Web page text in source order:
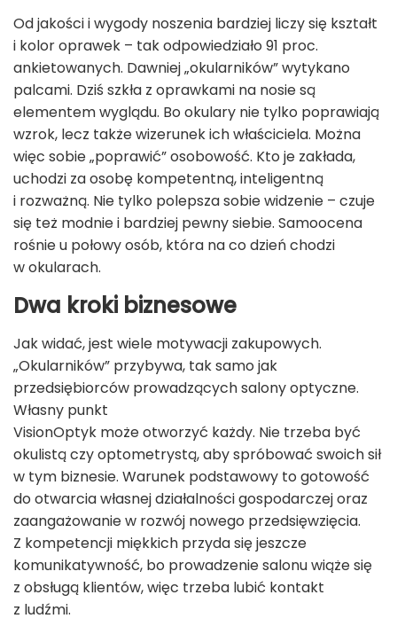
Od jakości i wygody noszenia bardziej liczy się kształt
i kolor oprawek – tak odpowiedziało 91 proc.
ankietowanych. Dawniej „okularników” wytykano
palcami. Dziś szkła z oprawkami na nosie są
elementem wyglądu. Bo okulary nie tylko poprawiają
wzrok, lecz także wizerunek ich właściciela. Można
więc sobie „poprawić” osobowość. Kto je zakłada,
uchodzi za osobę kompetentną, inteligentną
i rozważną. Nie tylko polepsza sobie widzenie – czuje
się też modnie i bardziej pewny siebie. Samoocena
rośnie u połowy osób, która na co dzień chodzi
w okularach.
Dwa kroki biznesowe
Jak widać, jest wiele motywacji zakupowych.
„Okularników” przybywa, tak samo jak
przedsiębiorców prowadzących salony optyczne.
Własny punkt
VisionOptyk może otworzyć każdy. Nie trzeba być
okulistą czy optometrystą, aby spróbować swoich sił
w tym biznesie. Warunek podstawowy to gotowość
do otwarcia własnej działalności gospodarczej oraz
zaangażowanie w rozwój nowego przedsięwzięcia.
Z kompetencji miękkich przyda się jeszcze
komunikatywność, bo prowadzenie salonu wiąże się
z obsługą klientów, więc trzeba lubić kontakt
z ludźmi.